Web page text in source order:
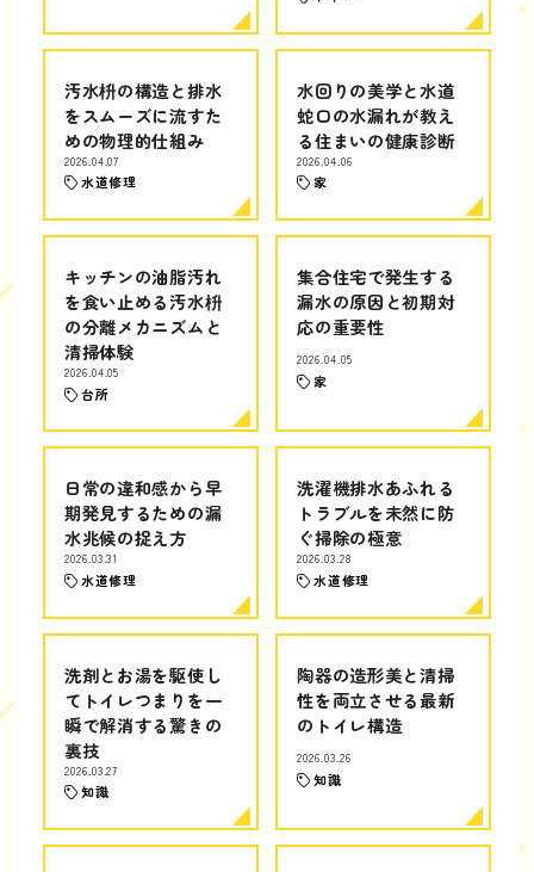
汚水枡の構造と排水
をスムーズに流すた
めの物理的仕組み
2026.04.07
水道修理
水回りの美学と水道
蛇口の水漏れが教え
る住まいの健康診断
2026.04.06
家
キッチンの油脂汚れ
を食い止める汚水枡
の分離メカニズムと
清掃体験
2026.04.05
台所
集合住宅で発生する
漏水の原因と初期対
応の重要性
2026.04.05
家
日常の違和感から早
期発見するための漏
水兆候の捉え方
2026.03.31
水道修理
洗濯機排水あふれる
トラブルを未然に防
ぐ掃除の極意
2026.03.28
水道修理
洗剤とお湯を駆使し
てトイレつまりを一
瞬で解消する驚きの
裏技
2026.03.27
知識
陶器の造形美と清掃
性を両立させる最新
のトイレ構造
2026.03.26
知識